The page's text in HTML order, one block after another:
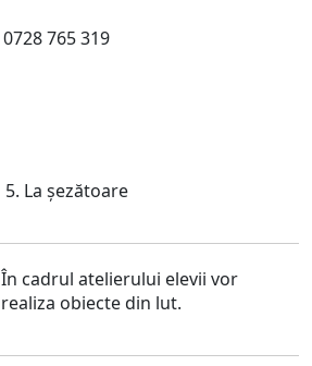
0728 765 319
5. La șezătoare
În cadrul atelierului elevii vor
realiza obiecte din lut.